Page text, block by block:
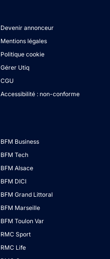
Devenir annonceur
Mentions légales
Politique cookie
Gérer Utiq
CGU
Accessibilité : non-conforme
BFM Business
BFM Tech
BFM Alsace
BFM DICI
BFM Grand Littoral
BFM Marseille
BFM Toulon Var
RMC Sport
RMC Life